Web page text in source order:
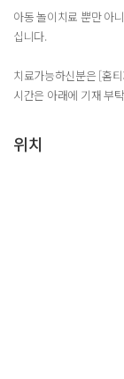
아동 놀이치료 뿐만 아
십니다.
치료가능하신분은 [홈
시간은 아래에 기재 부
위치